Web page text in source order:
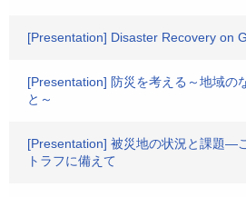
[Presentation] Disaster Recovery on
[Presentation] 防災を考える～地域の
と～
[Presentation] 被災地の状況と課題―
トラフに備えて